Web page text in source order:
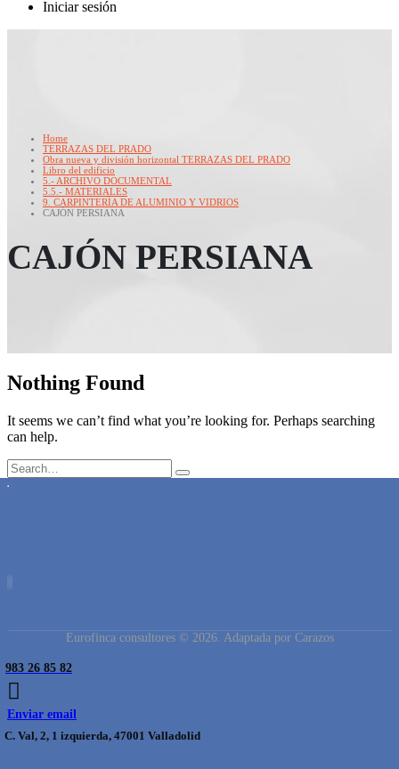
Iniciar sesión
Home
TERRAZAS DEL PRADO
Obra nueva y división horizontal TERRAZAS DEL PRADO
Libro del edificio
5.- ARCHIVO DOCUMENTAL
5.5.- MATERIALES
9. CARPINTERÍA DE ALUMINIO Y VIDRIOS
CAJÓN PERSIANA
CAJÓN PERSIANA
Nothing Found
It seems we can’t find what you’re looking for. Perhaps searching
can help.
Eurofinca consultores © 2026. Adaptada por Carazos
983 26 85 82
Enviar email
C. Val, 2, 1 izquierda, 47001 Valladolid